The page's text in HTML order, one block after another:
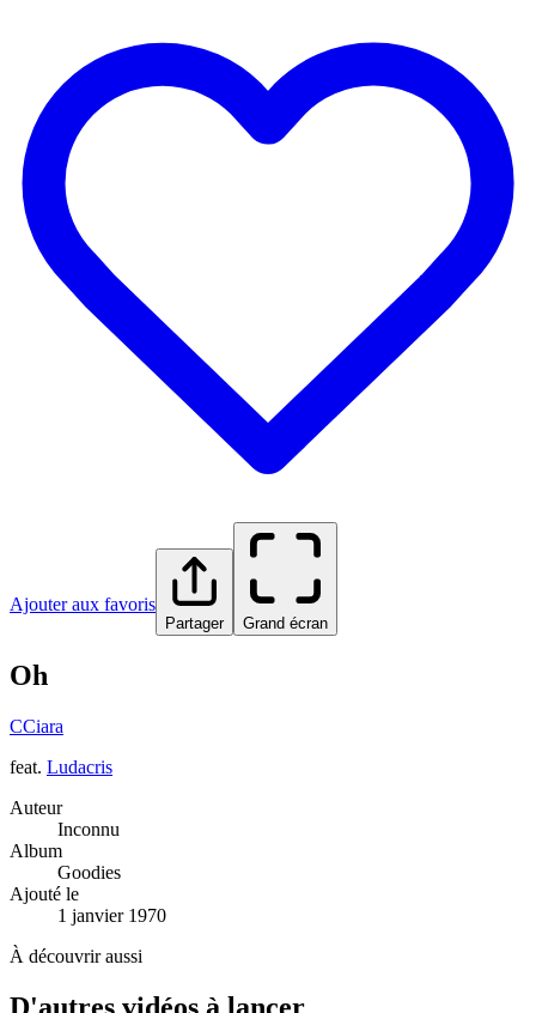
Ajouter aux favoris
Partager Grand écran
Oh
CCiara
feat. Ludacris
Auteur
Inconnu
Album
Goodies
Ajouté le
1 janvier 1970
À découvrir aussi
D'autres vidéos à lancer